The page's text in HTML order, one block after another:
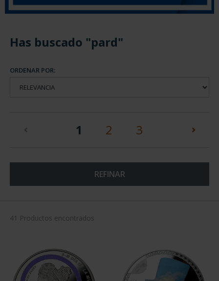
Has buscado "pard"
ORDENAR POR:
1 (current)
2 3
REFINAR
41 Productos encontrados